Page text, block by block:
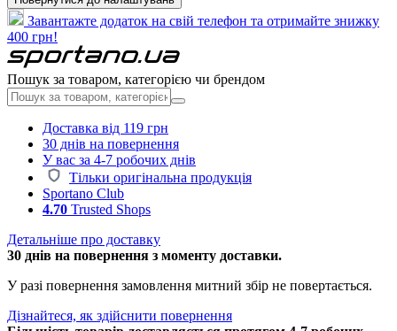
Завантажте додаток на свій телефон та отримайте знижку
400 грн!
Пошук за товаром, категорією чи брендом
Доставка від 119 грн
30 днів на повернення
У вас за 4-7 робочих днів
Тільки оригінальна продукція
Sportano Club
4.70 Trusted Shops
Детальніше про доставку
30 днів на повернення з моменту доставки.
У разі повернення замовлення митний збір не повертається.
Дізнайтеся, як здійснити повернення